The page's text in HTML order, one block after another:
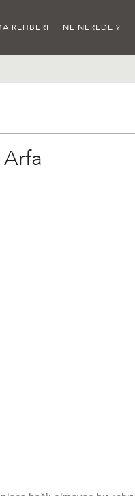
REHBERI NE NEREDE ?
Arfa